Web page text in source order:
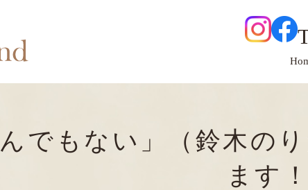
でもない」（鈴木の
ます！